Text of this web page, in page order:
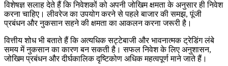
विशेषज्ञ सलाह देते हैं कि निवेशकों को अपनी जोखिम क्षमता के अनुसार ही निवेश
करना चाहिए। लीवरेज का उपयोग करने से पहले बाजार की समझ, पूंजी
प्रबंधन और नुकसान सहने की क्षमता का आकलन करना जरूरी है।
वित्तीय शोध भी बताते हैं कि अत्यधिक सट्टेबाजी और भावनात्मक ट्रेडिंग लंबे
समय में नुकसान का कारण बन सकती है। सफल निवेश के लिए अनुशासन,
जोखिम प्रबंधन और दीर्घकालिक दृष्टिकोण अधिक महत्वपूर्ण माने जाते हैं।